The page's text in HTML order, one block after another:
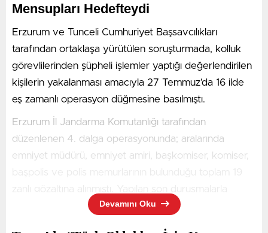
Mensupları Hedefteydi
Erzurum ve Tunceli Cumhuriyet Başsavcılıkları
tarafından ortaklaşa yürütülen soruşturmada, kolluk
görevlilerinden şüpheli işlemler yaptığı değerlendirilen
kişilerin yakalanması amacıyla 27 Temmuz’da 16 ilde
eş zamanlı operasyon düğmesine basılmıştı.
Erzurum İl Jandarma Komutanlığı tarafından
düzenlenen 4. dalga operasyonunda; aralarında
emniyet müdürü, emniyet amiri, başkomiser, komiser,
birlikte, gözaltına alınan bu 19 şüpheliden 12’si
Devamını Oku